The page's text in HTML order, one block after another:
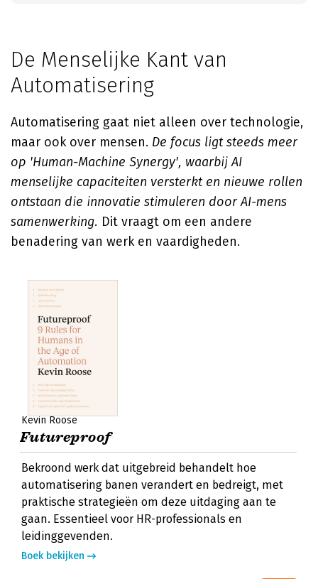
De Menselijke Kant van
Automatisering
Automatisering gaat niet alleen over technologie,
maar ook over mensen. De focus ligt steeds meer
op 'Human-Machine Synergy', waarbij AI
menselijke capaciteiten versterkt en nieuwe rollen
ontstaan die innovatie stimuleren door AI-mens
samenwerking. Dit vraagt om een andere
benadering van werk en vaardigheden.
Kevin Roose
Futureproof
Bekroond werk dat uitgebreid behandelt hoe
automatisering banen verandert en bedreigt, met
praktische strategieën om deze uitdaging aan te
gaan. Essentieel voor HR-professionals en
leidinggevenden.
Boek bekijken